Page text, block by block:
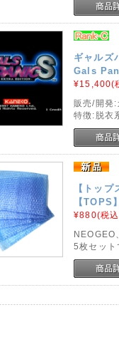
ギャルズ
Gals
¥15,400(
販売/開発:
特徴:脱衣
【トッ
【
¥880(税
NEOGEO
5枚セット